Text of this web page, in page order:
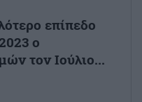
επίπεδο
o
τον Ιούλιο...